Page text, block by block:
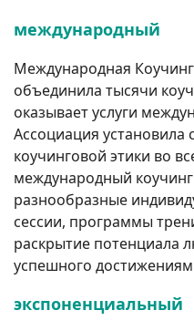
международный
Международная
объединила тысячи
оказывает услуги
Ассоциация установила
коучинговой этики во
международный коучинг
разнообразные
сессии, программы
раскрытие потенциала
успешного
экспоненциальный